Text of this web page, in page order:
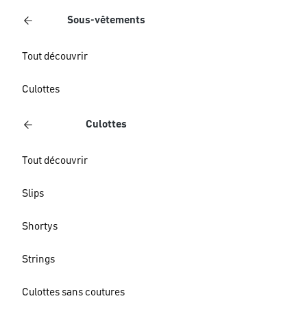
Sous-vêtements
Tout découvrir
Culottes
Culottes
Tout découvrir
Slips
Shortys
Strings
Culottes sans coutures